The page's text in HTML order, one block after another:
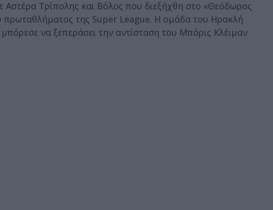
Τρίπολης και Βόλος που διεξήχθη στο «Θεόδωρος
πρωταθλήματος της Super League. Η ομάδα του Ηρακλή
να ξεπεράσει την αντίσταση του Μπόρις Κλέιμαν